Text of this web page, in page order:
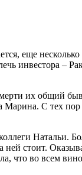
еще
инвестора –
их общий
Марина. С тех
Натальи.
ней стоит.
что во всем